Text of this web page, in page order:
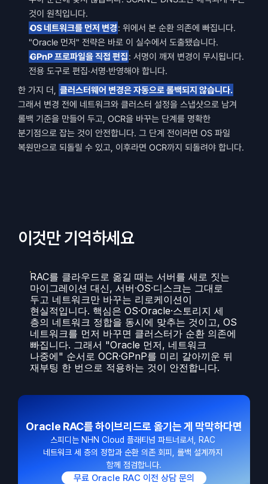
것이 원칙입니다.
OS 네트워크를 먼저 변경: 위에서 본 순환 의존에 빠집니다.
"Oracle 먼저" 전략은 바로 이 실수에서 도출됐습니다.
GPnP 프로파일을 직접 편집: 서명이 깨져 변경이 무시됩니다.
전용 도구로 편집·서명·반영해야 합니다.
한 가지 더, 클러스터웨어 변경은 자동으로 롤백되지 않습니다.
그래서 변경 전에 네트워크와 클러스터 설정을 스냅샷으로 남겨
롤백 기준을 만들어 두고, OCR을 바꾸는 단계를 명확한
분기점으로 잡는 것이 안전합니다. 그 단계 전이라면 OS 파일
복원만으로 되돌릴 수 있고, 이후라면 OCR까지 되돌려야 합니다.
이것만 기억하세요
RAC를 클라우드로 옮길 때는 서버를 새로 짓는
마이그레이션 대신, 서버·OS·디스크는 그대로
두고 네트워크만 바꾸는 리로케이션이
현실적입니다. 핵심은 OS·Oracle·스토리지 세
층의 네트워크 정합을 동시에 맞추는 것이고, OS
네트워크를 먼저 바꾸면 클러스터가 순환 의존에
빠집니다. 그래서 "Oracle 먼저, 네트워크
나중에" 순서로 OCR·GPnP를 미리 갈아끼운 뒤
재부팅 한 번으로 적용하는 것이 안전합니다.
Oracle RAC를 하이브리드로 옮기는 게 막막하다면
스피디는 NHN Cloud 플래티넘 파트너로서, RAC
네트워크 세 층의 정합과 순환 의존 회피, 롤백 설계까지
함께 점검합니다.
무료 Oracle RAC 이전 상담 문의